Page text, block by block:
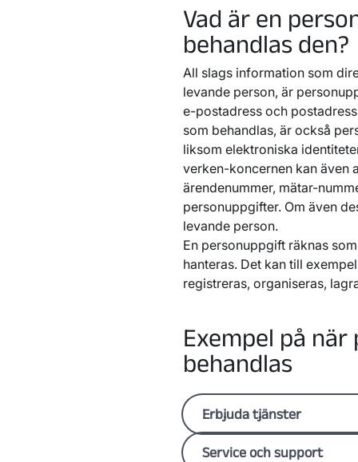
Tekniska verken i
Box 1500, 581 15
Tekniska verken
Box 1500, 581 15
Tekniska verken
Box 1500, 581 15
Bixia AB*, org nr
Box 1510, 581 15
Svensk Biogas i
Box 1500, 581 15
Mjölby Svartådalen
Box 510, 595 29
Bixia Byggvind AB,
Box 1510, 581 15
Värmlandsvind AB,
Box 1510, 581 15
Vävinge Vind AB,
Box 510, 595 29
kontakta
tala med bolagets
Mejladress:
Telefonnummer:013-20
Vad är en
behandlas den?
All slags information som
levande person, är
e-postadress och
som behandlas, är också
liksom elektroniska
verken-koncernen kan även
ärendenummer, mätar-
personuppgifter. Om även
levande person.
En personuppgift räknas
hanteras. Det kan till
registreras, organiseras,
Exempel på
behandlas
Erbjuda tjänster
Vi behandlar
Service och support